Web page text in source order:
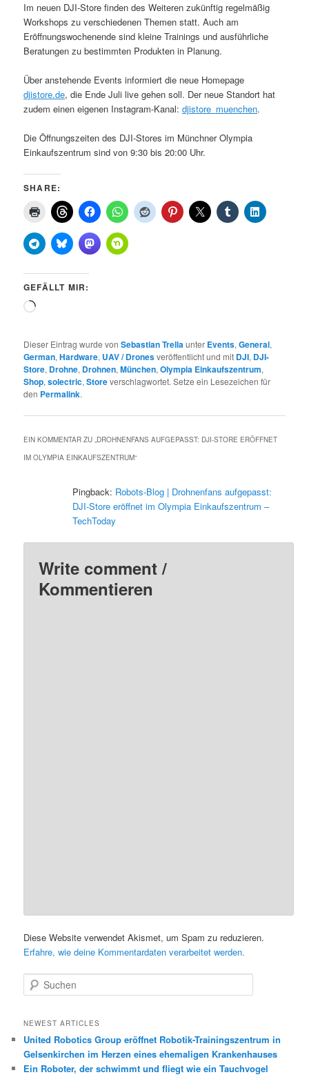
Im neuen DJI-Store finden des Weiteren zukünftig regelmäßig
Workshops zu verschiedenen Themen statt. Auch am
Eröffnungswochenende sind kleine Trainings und ausführliche
Beratungen zu bestimmten Produkten in Planung.
Über anstehende Events informiert die neue Homepage
djistore.de, die Ende Juli live gehen soll. Der neue Standort hat
zudem einen eigenen Instagram-Kanal:djistore_muenchen.
Die Öffnungszeiten des DJI-Stores im Münchner Olympia
Einkaufszentrum sind von 9:30 bis 20:00 Uhr.
SHARE:
GEFÄLLT MIR:
Wird
Dieser Eintrag wurde vonSebastian Trellaunter Events,General,
German,Hardware, UAV / Dronesveröffentlicht und mit DJI, DJI-
Store, Drohne, Drohnen,München,Olympia Einkaufszentrum,
Shop,solectric,Storeverschlagwortet. Setze ein Lesezeichen für
den Permalink.
EIN KOMMENTAR ZU „ DROHNENFANS AUFGEPASST: DJI-STORE ERÖFFNET
IM OLYMPIA EINKAUFSZENTRUM“
Pingback: Robots-Blog | Drohnenfans aufgepasst:
DJI-Store eröffnet im Olympia Einkaufszentrum –
TechToday
Write comment /
Kommentieren
Diese Website verwendet Akismet, um Spam zu reduzieren.
Erfahre, wie deine Kommentardaten verarbeitet werden.
u
h
n
NEWEST ARTICLES
United Robotics Group eröffnet Robotik-Trainingszentrum in
Gelsenkirchen im Herzen eines ehemaligen Krankenhauses
Ein Roboter, der schwimmt und fliegt wie ein Tauchvogel